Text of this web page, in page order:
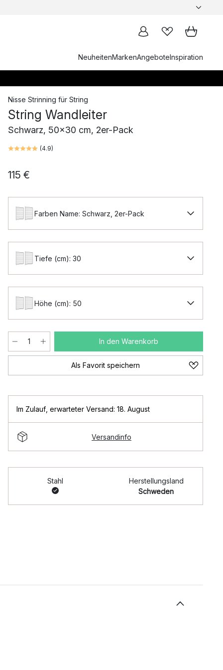
NeuheitenMarkenAngeboteInspiration
Nisse Strinning für String
String Wandleiter
Schwarz, 50x30 cm, 2er-Pack
(4.9)
115 €
Farben Name: Schwarz, 2er-Pack
Tiefe (cm): 30
Höhe (cm): 50
In den Warenkorb
Als Favorit speichern
Im Zulauf erwarteter Versand: 18. August
Versandinfo
Stahl
Herstellungsland
Schweden